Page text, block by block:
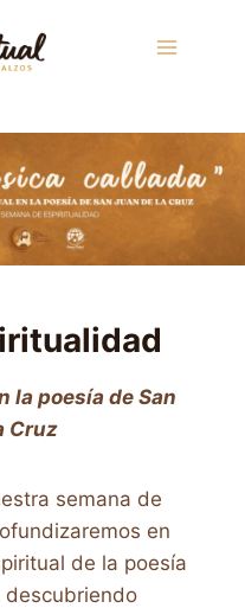
la poesía de San
Cruz
semana de
en
de la poesía
descubriendo